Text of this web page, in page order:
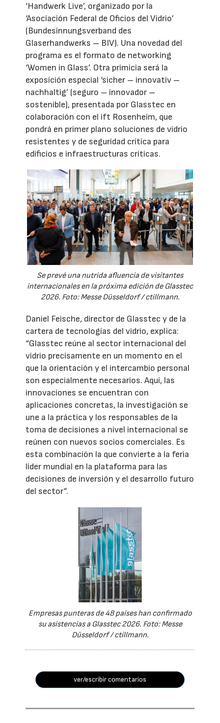
‘Handwerk Live’, organizado por la
‘Asociación Federal de Oficios del Vidrio’
(Bundesinnungsverband des
Glaserhandwerks – BIV). Una novedad del
programa es el formato de networking
‘Women in Glass’. Otra primicia será la
exposición especial ‘sicher – innovativ –
nachhaltig’ (seguro – innovador –
sostenible), presentada por Glasstec en
colaboración con el ift Rosenheim, que
pondrá en primer plano soluciones de vidrio
resistentes y de seguridad crítica para
edificios e infraestructuras críticas.
Se prevé una nutrida afluencia de visitantes
internacionales en la próxima edición de Glasstec
2026. Foto: Messe Düsseldorf / ctillmann.
Daniel Feische, director de Glasstec y de la
cartera de tecnologías del vidrio, explica:
“Glasstec reúne al sector internacional del
vidrio precisamente en un momento en el
que la orientación y el intercambio personal
son especialmente necesarios. Aquí, las
innovaciones se encuentran con
aplicaciones concretas, la investigación se
une a la práctica y los responsables de la
toma de decisiones a nivel internacional se
reúnen con nuevos socios comerciales. Es
esta combinación la que convierte a la feria
líder mundial en la plataforma para las
decisiones de inversión y el desarrollo futuro
del sector”.
Empresas punteras de 48 países han confirmado
su asistencias a Glasstec 2026. Foto: Messe
Düsseldorf / ctillmann.
ver/escribir comentarios